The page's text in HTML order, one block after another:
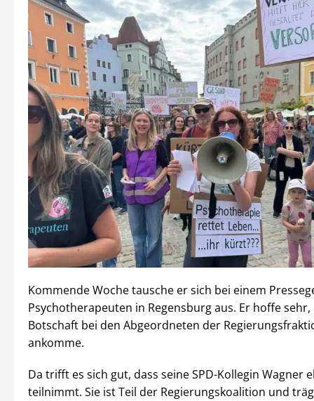
Kommende Woche tausche er sich bei einem
Psychotherapeuten in Regensburg aus. Er hoffe sehr,
Botschaft bei den Abgeordneten der
ankomme.
Da trifft es sich gut, dass seine SPD-Kollegin Wagner
teilnimmt. Sie ist Teil der Regierungskoalition und